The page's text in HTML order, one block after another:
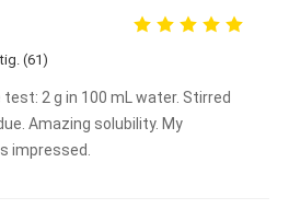
(61)
2 g in 100 mL water. Stirred
Amazing solubility. My
impressed.